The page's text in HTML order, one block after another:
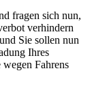
fragen sich nun,
verhindern
Sie sollen nun
Ihres
Fahrens